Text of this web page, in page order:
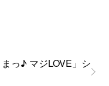
っ♪ マジLOVE」シ